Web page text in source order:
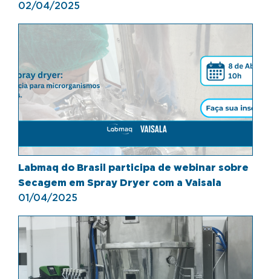
02/04/2025
Labmaq do Brasil participa de webinar sobre
Secagem em Spray Dryer com a Vaisala
01/04/2025